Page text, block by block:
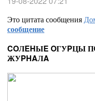
Это цитата сообщения
сообщение
COЛEHЫE OГУPЦЫ
ЖУPHAЛA